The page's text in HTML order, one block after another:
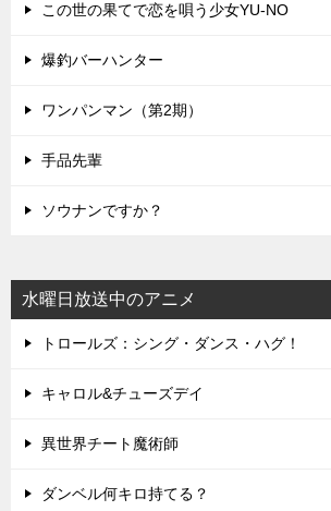
この世の果てで恋を唄う少女YU-NO
爆釣バーハンター
ワンパンマン（第2期）
手品先輩
ソウナンですか？
水曜日放送中のアニメ
トロールズ：シング・ダンス・ハグ！
キャロル&チューズデイ
異世界チート魔術師
ダンベル何キロ持てる？